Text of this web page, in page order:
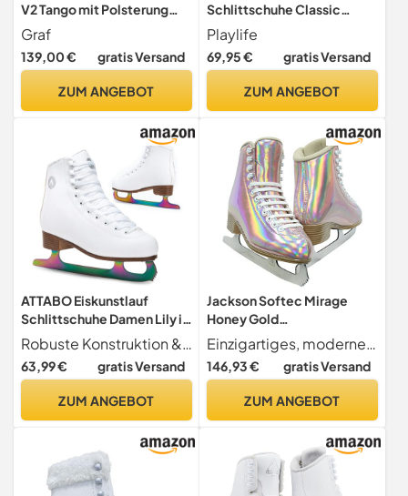
V2 Tango mit Polsterung
Kunstlauf Schlittschuh mit
Zacken Weiß (38)
Graf
139,00 € gratis Versand
ZUM ANGEBOT
Schlittschuhe Classic
White | Knöchelpolster |
Damen | Größe 42 Mint
Playlife
69,95 € gratis Versand
ZUM ANGEBOT
ATTABO Eiskunstlauf
Schlittschuhe Damen Lily in
Weiß Größe 40 EU
Fortgeschrittene
Schlittschuhe
Knöchelunterstützung
Robuste Konstruktion & Sicherer Halt Gefertigt aus langlebigem PVC und Polyester für optimale Steifigkeit und Feuchtigkeitsbeständigkeit. Das Schnürsystem mit Metallhaken sorgt für einen festen, anpassbaren Sitz, der sich während der Fahrt nicht lockert und volle Bewegungskontrolle ermöglicht.
63,99 € gratis Versand
ZUM ANGEBOT
Jackson Softec Mirage
Honey Gold
Damen/Mädchen
Eiskunstlaufschuhe, Größe
39
Einzigartiges, modernes, leichtes Design bietet Unterstützung und Komfort.
146,93 € gratis Versand
ZUM ANGEBOT